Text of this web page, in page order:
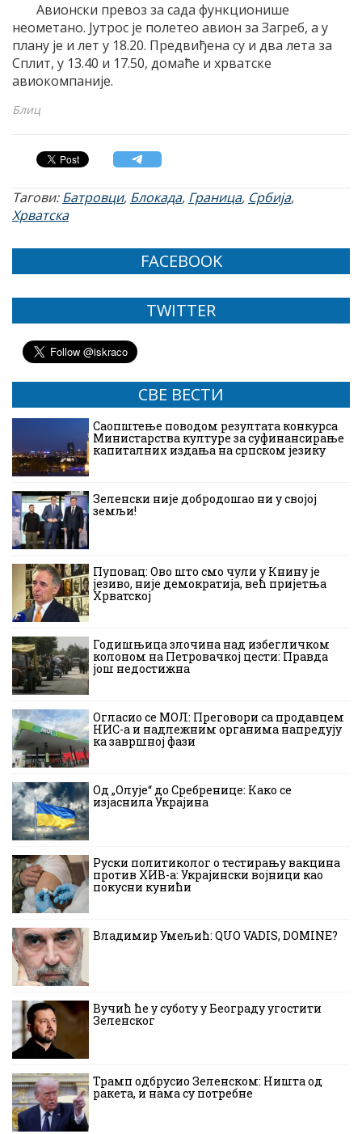
Авионски превоз за сада функционише
неометано. Јутрос је полетео авион за Загреб, а у
плану је и лет у 18.20. Предвиђена су и два лета за
Сплит, у 13.40 и 17.50, домаће и хрватске
авиокомпаније.
Блиц
Тагови:Батровци, Блокада, Граница, Србија,
Хрватска
FACEBOOK
TWITTER
СВЕ ВЕСТИ
Саопштење поводом резултата конкурса
Министарства културе за суфинансирање
капиталних издања на српском језику
Зеленски није добродошао ни у својој
земљи!
Пуповац: Ово што смо чули у Книну је
језиво, није демократија, већ пријетња
Хрватској
Годишњица злочина над избегличком
колоном на Петровачкој цести: Правда
још недостижна
Огласио се МОЛ: Преговори са продавцем
НИС-а и надлежним органима напредују
ка завршној фази
Од „Олује“ до Сребренице: Како се
изјаснила Украјина
Руски политиколог о тестирању вакцина
против ХИВ-а: Украјински војници као
покусни кунићи
Владимир Умељић: QUO VADIS, DOMINE?
Вучић ће у суботу у Београду угостити
Зеленског
Трамп одбрусио Зеленском: Ништа од
ракета, и нама су потребне